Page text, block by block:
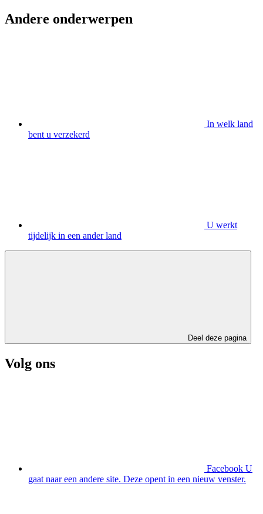
Andere onderwerpen
In welk land
bent u verzekerd
U werkt
tijdelijk in een ander land
Deel deze pagina
Volg ons
Facebook U
gaat naar een andere site. Deze opent in een nieuw venster.